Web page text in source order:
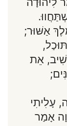
אַשּׁוּר;
אֵת
עָלִיתִי
אָמַר